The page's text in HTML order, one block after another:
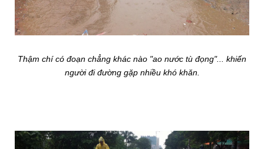
Thậm chí có đoạn chẳng khác nào "ao nước tù đọng"... khiến
người đi đường gặp nhiều khó khăn.